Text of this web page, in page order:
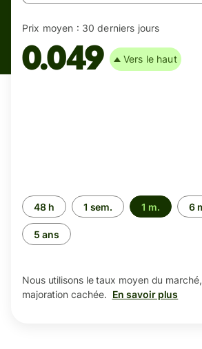
Prix moyen : 30 derniers jours
0.049 Vers le haut
Période
48 h 1 sem. 1 m. 6
5 ans
Nous utilisons le taux moyen du
majoration cachée. En savoir plus